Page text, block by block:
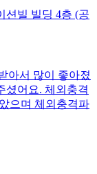
션빌 빌딩 4층 (공
아서 많이 좋아졌
셨어요. 체외충격
으며 체외충격파